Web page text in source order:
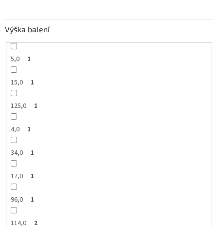
Výška balení
5,0 1
15,0 1
125,0 1
4,0 1
34,0 1
17,0 1
96,0 1
114,0 2